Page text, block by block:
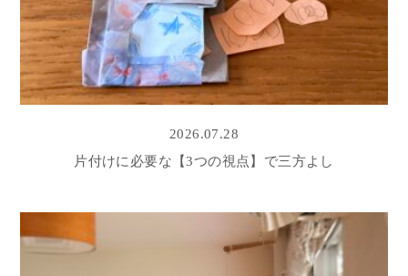
2026.07.28
片付けに必要な【3つの視点】で三方よし